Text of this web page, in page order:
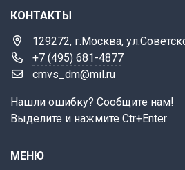
КОНТАКТЫ
129272, г.Москва,
+7 (495) 681-4877
cmvs_dm@mil.ru
Нашли ошибку? Сообщите нам!
Выделите и нажмите Ctr+Enter
МЕНЮ